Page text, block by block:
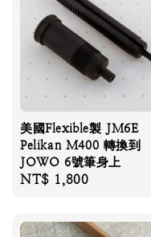
美國Flexible製 JM6E
Pelikan M400 轉換到
JOWO 6號筆身上
Regular
NT$ 1,800